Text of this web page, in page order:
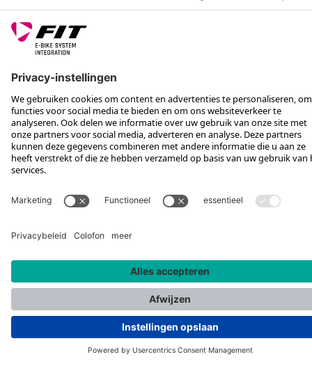
VOLG ONS OP
Rotax Bike Technology AG © 2025